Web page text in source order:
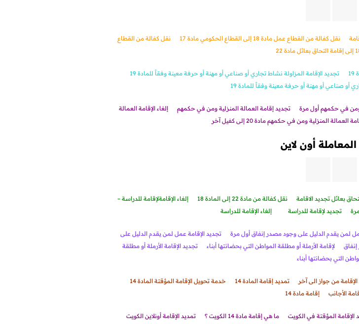
ة نقل كفالة من القطاع عمل مادة 18 إلى القطاع الحكومي مادة 17
نقل كفالة من القطاع
تجديد الإقامة المزاولة نشاط تجاري أو صناعي أو مهنة أو حرفة معينة وفقاً للمادة 19
أو صناعي أو مهنة أو حرفة معينة وفقاً للمادة 19
ومن في حكمهم أول مرة تجديد إقامة العمالة المنزلية ومن في حكمهم
إلغاء الإقامة العمالة
العمالة المنزلية ومن في حكمهم مادة 20 إلى كفيل آخر
أون لاين
بعائل تجديد الاقامة نقل كفالة من مادة 22 إلى المادة 18 إلغاء الإقامةلإقامة للدراسة –
تجديد لإقامة للدراسة إلغاء الإقامة للدراسة
لمن يقدم الدليل على وجود مصدر إنفاق أول مرة
تجديد الإقامة عمل لمن يقدم الدليل على
لإقامة الأرملة أو مطلقة المواطن التي بحضانتها أبناء
تجديد الإقامة الأرملة أو مطلقة
التي بحضانتها أبناء
من جواز الى آخر تمديد إقامة المادة 14
خدمة تحويل الإقامة المؤقتة المادة 14
الأجانب
إقامة مادة 14
الإقامة المؤقتة في الكويت ما هي إقامة مادة 14 الكويت ؟ تمديد الإقامة أونلاين الكويت